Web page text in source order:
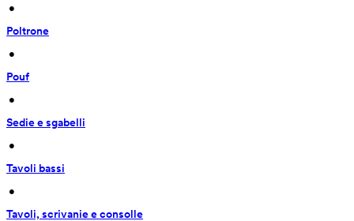
•
Poltrone
•
Pouf
•
Sedie e sgabelli
•
Tavoli bassi
•
Tavoli, scrivanie e consolle